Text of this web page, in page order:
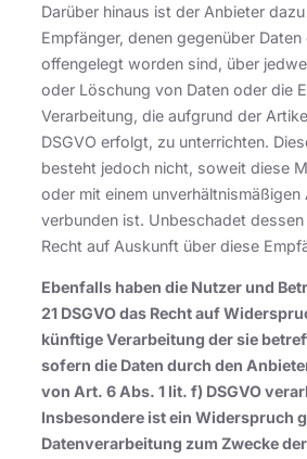
Darüber hinaus ist der Anbieter
Empfänger, denen gegenüber
offengelegt worden sind, über
oder Löschung von Daten oder die
Verarbeitung, die aufgrund der
DSGVO erfolgt, zu unterrichten.
besteht jedoch nicht, soweit diese
oder mit einem unverhältnismäßigen
verbunden ist. Unbeschadet
Recht auf Auskunft über diese
Ebenfalls haben die Nutzer und
21 DSGVO das Recht auf
künftige Verarbeitung der sie
sofern die Daten durch den
von Art. 6 Abs. 1 lit. f) DSGVO
Insbesondere ist ein Widerspruch
Datenverarbeitung zum Zwecke